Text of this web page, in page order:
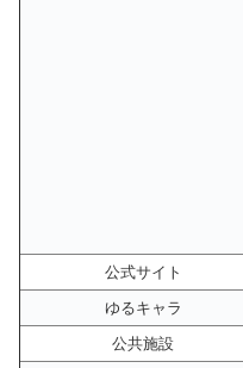
公式サイト
ゆるキャラ
公共施設